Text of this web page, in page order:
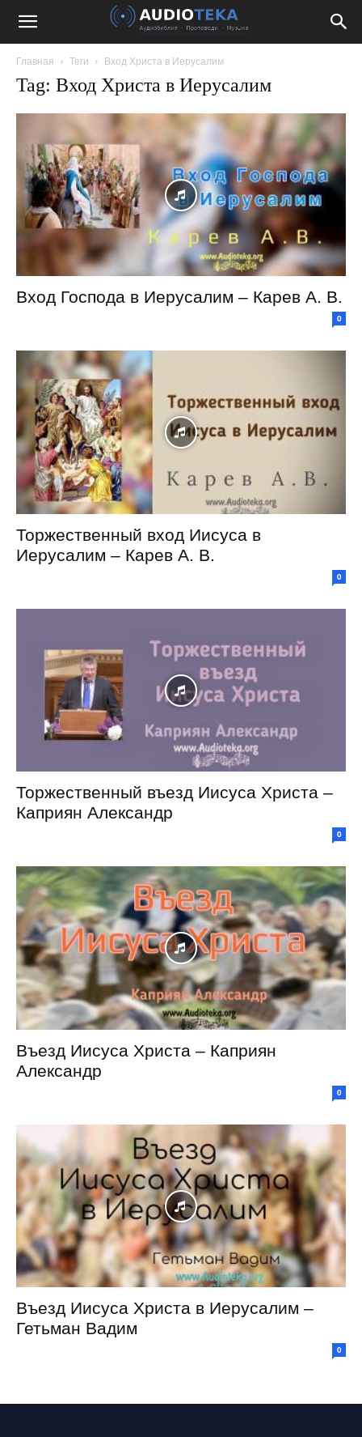
Главная Теги Вход Христа в Иерусалим
Tag: Вход Христа в Иерусалим
Вход Господа в Иерусалим – Карев А. В.
0
Торжественный вход Иисуса в
Иерусалим – Карев А. В.
0
Торжественный въезд Иисуса Христа –
Каприян Александр
0
Въезд Иисуса Христа – Каприян
Александр
0
Въезд Иисуса Христа в Иерусалим –
Гетьман Вадим
0